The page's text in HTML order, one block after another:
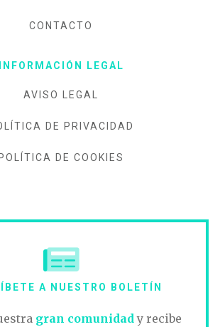
CONTACTO
INFORMACIÓN LEGAL
AVISO LEGAL
DE PRIVACIDAD
DE COOKIES
A NUESTRO BOLETÍN
gran comunidad y recibe